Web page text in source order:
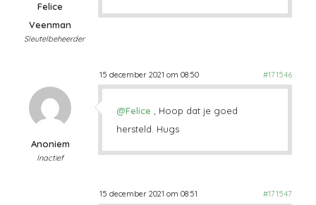
Felice
Veenman
Sleutelbeheerder
15 december 2021 om 08:50 #171546
Anoniem
Inactief
@Felice , Hoop dat je goed
hersteld. Hugs
15 december 2021 om 08:51 #171547